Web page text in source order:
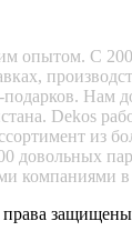
опытом. С
Нам
Dekos
из
довольных
компаниями в
права защищены